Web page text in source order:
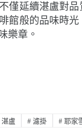
僅延續湛盧對
館般的品味時
樂章。
湛盧 # 濾掛 #耶家